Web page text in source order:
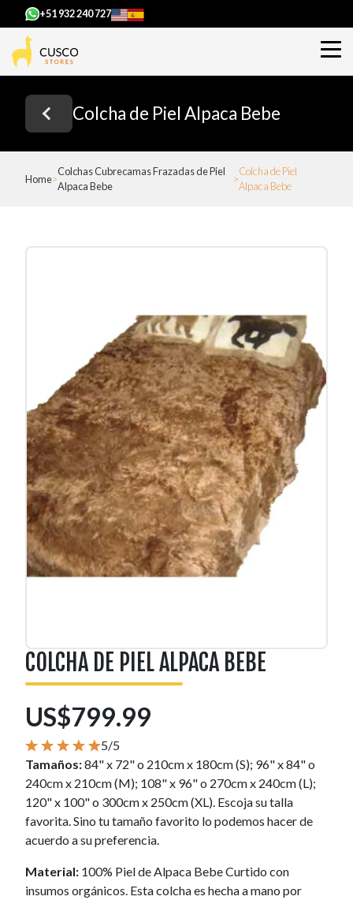
+51 932 240 727
Colcha de Piel Alpaca Bebe
Home
Colchas Cubrecamas Frazadas de Piel
Alpaca Bebe
Colcha de Piel
Alpaca Bebe
COLCHA DE PIEL ALPACA BEBE
US$799.99
5/5
Tamaños:84" x 72" o 210cm x 180cm (S); 96" x 84" o
240cm x 210cm (M); 108" x 96" o 270cm x 240cm (L);
120" x 100" o 300cm x 250cm (XL). Escoja su talla
favorita. Sino tu tamaño favorito lo podemos hacer de
acuerdo a su preferencia.
Material: 100% Piel de Alpaca Bebe Curtido con
insumos orgánicos. Esta colcha es hecha a mano por